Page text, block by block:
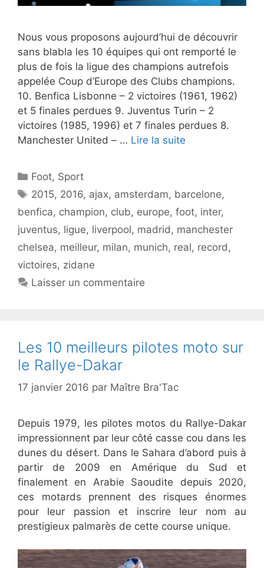
Nous vous proposons aujourd’hui de découvrir
sans blabla les 10 équipes qui ont remporté le
plus de fois la ligue des champions autrefois
appelée Coup d’Europe des Clubs champions.
10. Benfica Lisbonne – 2 victoires (1961, 1962)
et 5 finales perdues 9. Juventus Turin – 2
victoires (1985, 1996) et 7 finales perdues 8.
Manchester United – … Lire la suite
Catégories
Foot, Sport
Étiquettes
2015, 2016, ajax, amsterdam, barcelone,
benfica, champion, club, europe, foot, inter,
juventus, ligue, liverpool, madrid , manchester
chelsea, meilleur, milan, munich, real, record ,
victoires, zidane
Laisser un commentaire
Les 10 meilleurs pilotes moto sur
le Rallye-Dakar
17 janvier 2016 par Maître Bra'Tac
Depuis 1979, les pilotes motos du Rallye-Dakar
impressionnent par leur côté casse cou dans les
dunes du désert. Dans le Sahara d’abord puis à
partir de 2009 en Amérique du Sud et
finalement en Arabie Saoudite depuis 2020,
ces motards prennent des risques énormes
pour leur passion et inscrire leur nom au
prestigieux palmarès de cette course unique.